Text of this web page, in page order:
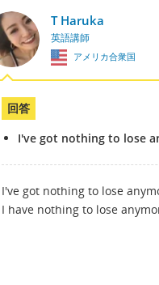
T Haruka
英語講師
アメリカ合衆国
回答
I've got nothing to lose
I've got nothing to lose
I have nothing to lose